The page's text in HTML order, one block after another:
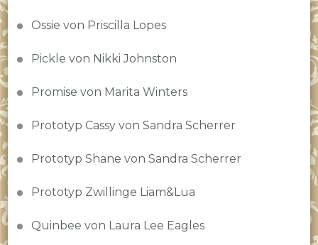
Ossie von Priscilla Lopes
Pickle von Nikki Johnston
Promise von Marita Winters
Prototyp Cassy von Sandra Scherrer
Prototyp Shane von Sandra Scherrer
Prototyp Zwillinge Liam&Lua
Quinbee von Laura Lee Eagles